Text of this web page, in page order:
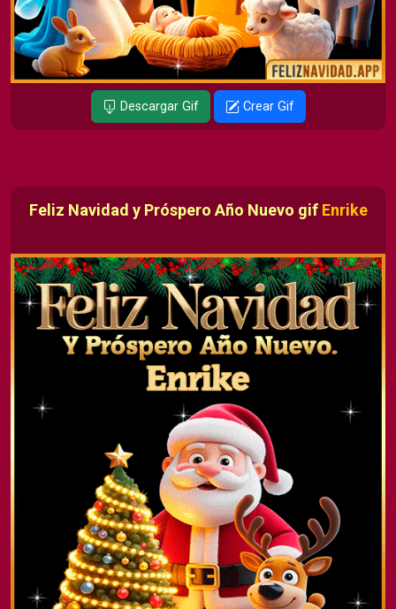
Descargar Gif Crear Gif
Feliz Navidad y Próspero Año Nuevo gif Enrike